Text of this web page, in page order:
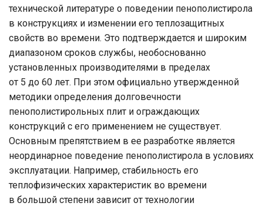
технической литературе о поведении пенополистирола
в конструкциях и изменении его теплозащитных
свойств во времени. Это подтверждается и широким
диапазоном сроков службы, необоснованно
установленных производителями в пределах
от 5 до 60 лет. При этом официально утвержденной
методики определения долговечности
пенополистирольных плит и ограждающих
конструкций с его применением не существует.
Основным препятствием в ее разработке является
неординарное поведение пенополистирола в условиях
эксплуатации. Например, стабильность его
теплофизических характеристик во времени
в большой степени зависит от технологии